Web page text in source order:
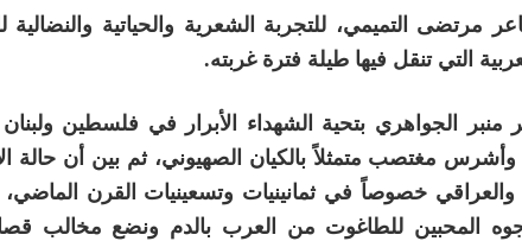
مرتضى التميمي، للتجربة الشعرية والحياتية
التي تنقل فيها طيلة فترة غربته.
منبر الجواهري بتحية الشهداء الأبرار في فلسطين
وأشرس مغتصب متمثلاً بالكيان الصهيوني، ثم بين أن حالة
والعراقي خصوصاً في ثمانينيات وتسعينيات القرن
المحبين للطاغوت من العرب بالدم ونضع مخالب